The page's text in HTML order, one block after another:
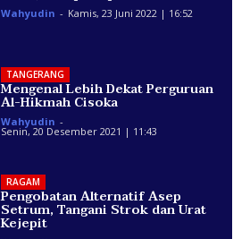
Wahyudin - Kamis, 23 Juni 2022 | 16:52
TANGERANG
Mengenal Lebih Dekat Perguruan
Al-Hikmah Cisoka
Wahyudin -
Senin, 20 Desember 2021 | 11:43
RAGAM
Pengobatan Alternatif Asep
Setrum, Tangani Strok dan Urat
Kejepit